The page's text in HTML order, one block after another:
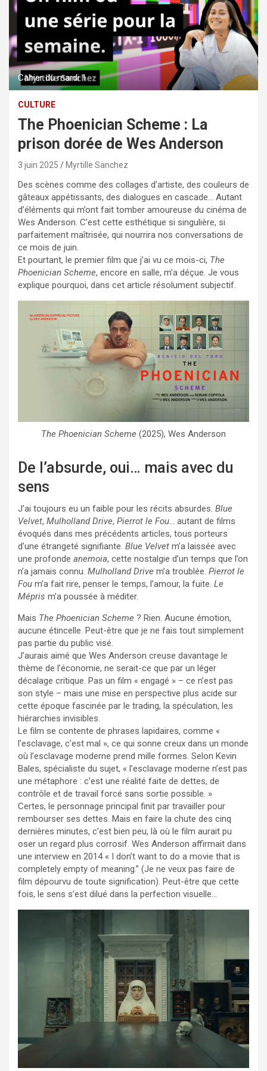
Cahier du mardi 1
CULTURE
The Phoenician Scheme : La
prison dorée de Wes Anderson
3 juin 2025 Myrtille Sanchez
Des scènes comme des collages d’artiste, des couleurs de
gâteaux appétissants, des dialogues en cascade… Autant
d’éléments qui m’ont fait tomber amoureuse du cinéma de
Wes Anderson. C’est cette esthétique si singulière, si
parfaitement maîtrisée, qui nourrira nos conversations de
ce mois de juin.
Et pourtant, le premier film que j’ai vu ce mois-ci, The
Phoenician Scheme, encore en salle, m’a déçue. Je vous
explique pourquoi, dans cet article résolument subjectif.
The Phoenician Scheme (2025), Wes Anderson
De l’absurde, oui… mais avec du
sens
J’ai toujours eu un faible pour les récits absurdes. Blue
Velvet, Mulholland Drive, Pierrot le Fou… autant de films
évoqués dans mes précédents articles, tous porteurs
d’une étrangeté signifiante. Blue Velvet m’a laissée avec
une profonde anemoia, cette nostalgie d’un temps que l’on
n’a jamais connu. Mulholland Drive m’a troublée. Pierrot le
Fou m’a fait rire, penser le temps, l’amour, la fuite. Le
Mépris m’a poussée à méditer.
Mais The Phoenician Scheme ? Rien. Aucune émotion,
aucune étincelle. Peut-être que je ne fais tout simplement
pas partie du public visé.
J’aurais aimé que Wes Anderson creuse davantage le
thème de l’économie, ne serait-ce que par un léger
décalage critique. Pas un film « engagé » – ce n’est pas
son style – mais une mise en perspective plus acide sur
cette époque fascinée par le trading, la spéculation, les
hiérarchies invisibles.
Le film se contente de phrases lapidaires, comme «
l’esclavage, c’est mal », ce qui sonne creux dans un monde
où l’esclavage moderne prend mille formes. Selon Kevin
Bales, spécialiste du sujet, « l’esclavage moderne n’est pas
une métaphore : c’est une réalité faite de dettes, de
contrôle et de travail forcé sans sortie possible. »
Certes, le personnage principal finit par travailler pour
rembourser ses dettes. Mais en faire la chute des cinq
dernières minutes, c’est bien peu, là où le film aurait pu
oser un regard plus corrosif. Wes Anderson affirmait dans
une interview en 2014 « I don’t want to do a movie that is
completely empty of meaning.” (Je ne veux pas faire de
film dépourvu de toute signification). Peut-être que cette
fois, le sens s’est dilué dans la perfection visuelle…